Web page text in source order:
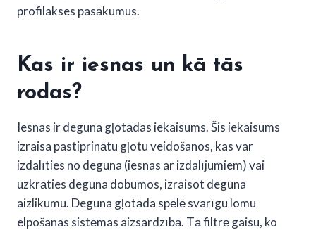
profilakses pasākumus.
Kas ir iesnas un kā tās
rodas?
Iesnas ir deguna gļotādas iekaisums. Šis iekaisums
izraisa pastiprinātu gļotu veidošanos, kas var
izdalīties no deguna (iesnas ar izdalījumiem) vai
uzkrāties deguna dobumos, izraisot deguna
aizlikumu. Deguna gļotāda spēlē svarīgu lomu
elpošanas sistēmas aizsardzībā. Tā filtrē gaisu, ko